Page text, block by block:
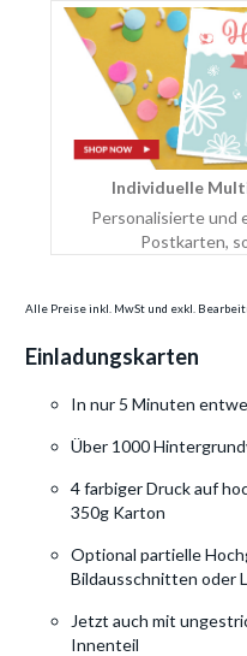
Individuelle
Personalisierte und
Postkarten,
Alle Preise inkl. MwSt und exkl.
Einladungskarten
In nur 5 Minuten
Über 1000
4 farbiger Druck auf
350g Karton
Optional partielle
Bildausschnitten oder
Jetzt auch mit
Innenteil